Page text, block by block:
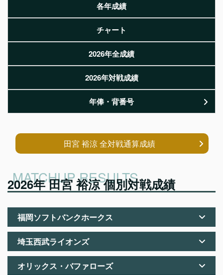
各年成績
チャート
2026年全成績
2026年対戦成績
年俸・背番号
田宮 裕涼 全対戦通算成績
2026年 田宮 裕涼 個別対戦成績
福岡ソフトバンクホークス
埼玉西武ライオンズ
オリックス・バファローズ